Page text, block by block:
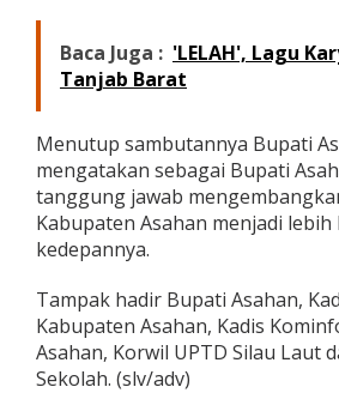
Baca Juga : 'LELAH', Lagu
Tanjab Barat
Menutup sambutannya Bupati
mengatakan sebagai Bupati
tanggung jawab
Kabupaten Asahan menjadi lebih
kedepannya.
Tampak hadir Bupati Asahan,
Kabupaten Asahan, Kadis
Asahan, Korwil UPTD Silau Laut
Sekolah. (slv/adv)